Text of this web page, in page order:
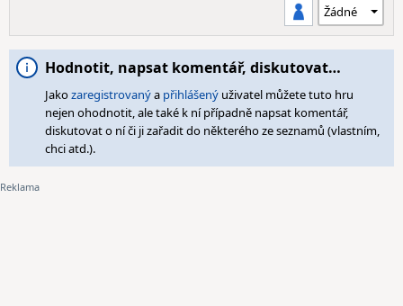
Hodnotit, napsat komentář, diskutovat…
Jakozaregistrovanýa přihlášený uživatel můžete tuto hru
nejen ohodnotit, ale také k ní případně napsat komentář,
diskutovat o ní či ji zařadit do některého ze seznamů (vlastním,
chci atd.).